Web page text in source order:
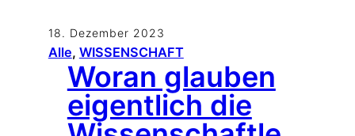
18. Dezember 2023
Alle, WISSENSCHAFT
Woran glauben
eigentlich die